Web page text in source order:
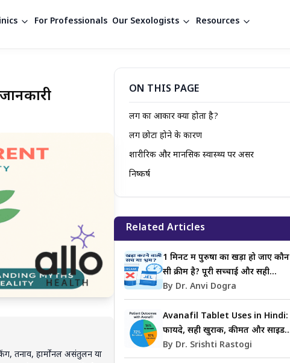
For Professionals Our Sexologists Resources
तनाव, हार्मोनल असंतुलन या
ON THIS PAGE
लिंग का आकार क्या होता है?
लिंग छोटा होने के कारण
शारीरिक और मानसिक स्वास्थ्य पर असर
निष्कर्ष
Related Articles
1 मिनट में पुरुषों का खड़ा हो जाए कौन
सी क्रीम है? पूरी सच्चाई और सही
जानकारी
By Dr. Anvi Dogra
Avanafil Tablet Uses in Hindi:
फायदे, सही खुराक, कीमत और साइड
इफेक्ट्स की जानकारी
By Dr. Srishti Rastogi